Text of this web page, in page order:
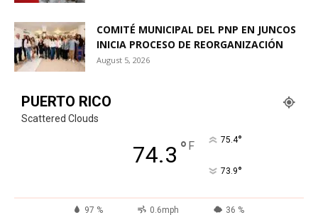
COMITÉ MUNICIPAL DEL PNP EN JUNCOS
INICIA PROCESO DE REORGANIZACIÓN
August 5, 2026
PUERTO RICO
Scattered Clouds
74.3 ° F 75.4°
73.9°
97 % 0.6mph 36 %